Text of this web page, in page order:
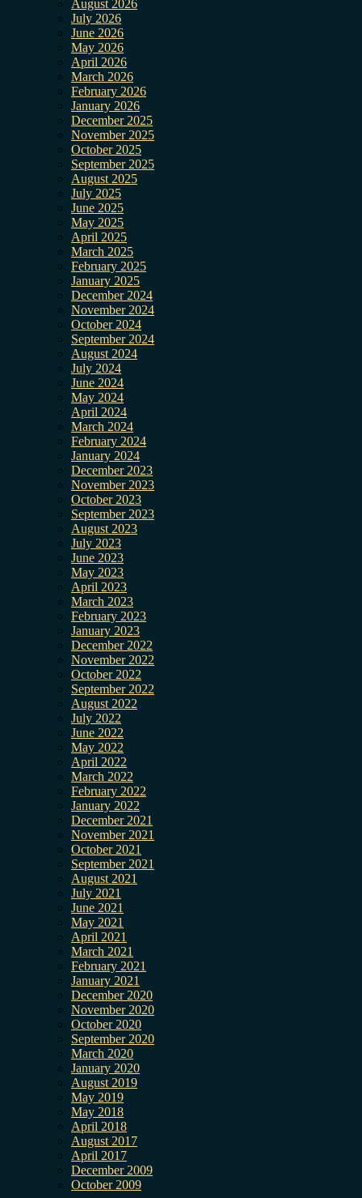
August 2026
July 2026
June 2026
May 2026
April 2026
March 2026
February 2026
January 2026
December 2025
November 2025
October 2025
September 2025
August 2025
July 2025
June 2025
May 2025
April 2025
March 2025
February 2025
January 2025
December 2024
November 2024
October 2024
September 2024
August 2024
July 2024
June 2024
May 2024
April 2024
March 2024
February 2024
January 2024
December 2023
November 2023
October 2023
September 2023
August 2023
July 2023
June 2023
May 2023
April 2023
March 2023
February 2023
January 2023
December 2022
November 2022
October 2022
September 2022
August 2022
July 2022
June 2022
May 2022
April 2022
March 2022
February 2022
January 2022
December 2021
November 2021
October 2021
September 2021
August 2021
July 2021
June 2021
May 2021
April 2021
March 2021
February 2021
January 2021
December 2020
November 2020
October 2020
September 2020
March 2020
January 2020
August 2019
May 2019
May 2018
April 2018
August 2017
April 2017
December 2009
October 2009